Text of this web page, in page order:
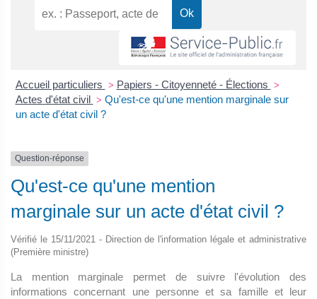
Accueil particuliers > Papiers - Citoyenneté - Élections >
Actes d'état civil > Qu'est-ce qu'une mention marginale sur
un acte d'état civil ?
Question-réponse
Qu'est-ce qu'une mention
marginale sur un acte d'état civil ?
Vérifié le 15/11/2021 - Direction de l'information légale et administrative
(Première ministre)
La mention marginale permet de suivre l'évolution des
informations concernant une personne et sa famille et leur